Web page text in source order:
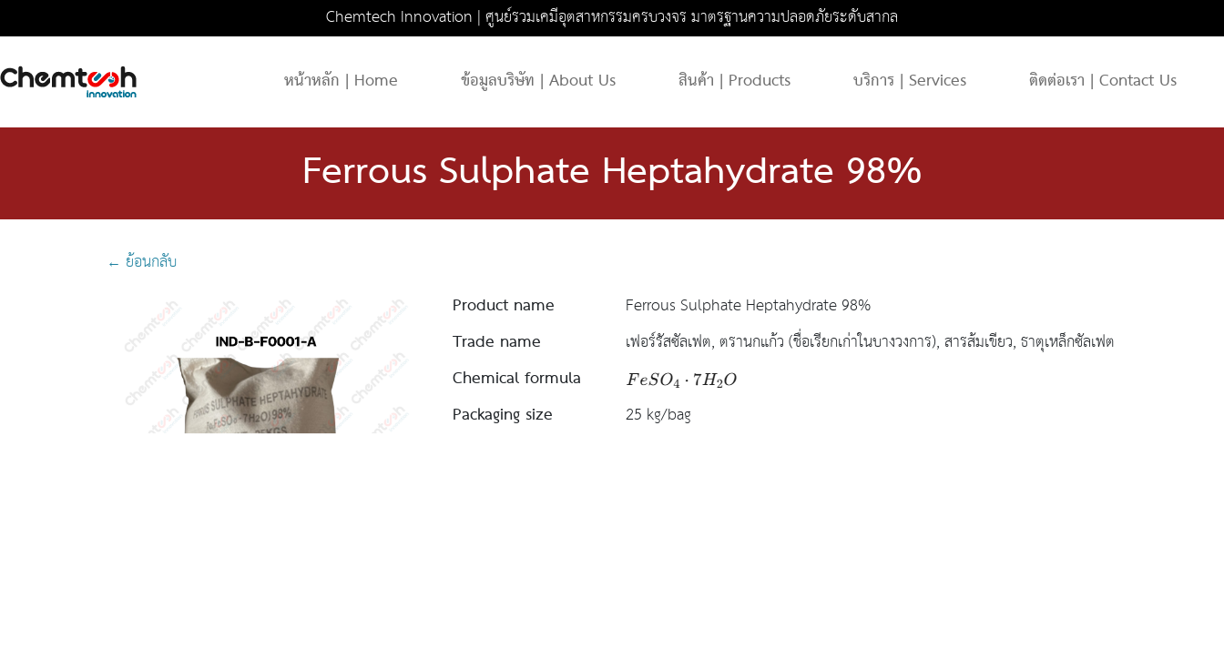
Chemtech Innovation | ศูนย์รวมเคมีอุตสาหกรรมครบวงจร มาตรฐานความปลอดภัยระดับสากล
หน้าหลัก | Home ข้อมูลบริษัท | About Us สินค้า | Products บริการ | Services ติดต่อเรา | Contact Us
Ferrous Sulphate Heptahydrate 98%
← ย้อนกลับ
Product name Ferrous Sulphate Heptahydrate 98%
Trade name เฟอร์รัสซัลเฟต, ตรานกแก้ว (ชื่อเรียกเก่าในบางวงการ), สารส้มเขียว, ธาตุเหล็กซัลเฟต
Chemical formula
Packaging size
25 kg/bag